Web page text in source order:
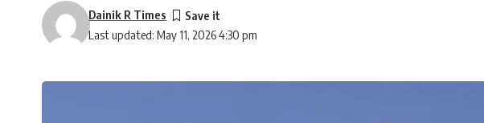
Last updated: May 11, 2026 4:30 pm
Dainik R Times